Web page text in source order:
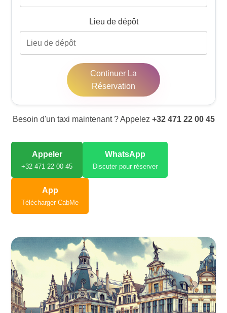
Lieu de dépôt
Continuer La
Réservation
Besoin d'un taxi maintenant ? Appelez +32 471 22 00 45
Appeler
+32 471 22 00 45
WhatsApp
Discuter pour réserver
App
Télécharger CabMe